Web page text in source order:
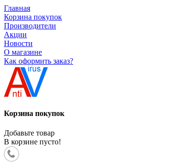
Главная
Корзина покупок
Производители
Акции
Новости
О магазине
Как оформить заказ?
Корзина покупок
Добавьте товар
В корзине пусто!